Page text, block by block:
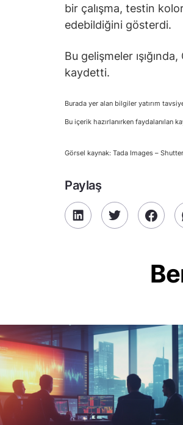
bir çalışma, testin
edebildiğini gösterdi.
Bu gelişmeler
kaydetti.
Burada yer alan bilgiler yatırım
Bu içerik hazırlanırken faydalanılan
Görsel kaynak: Tada Images –
Paylaş